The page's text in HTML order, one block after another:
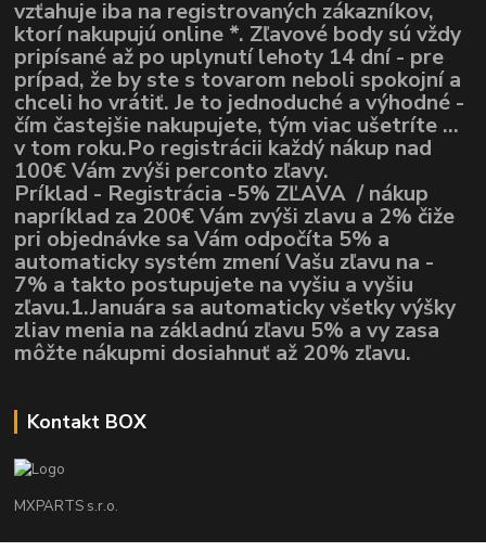
vzťahuje iba na registrovaných zákazníkov,
ktorí nakupujú online *. Zľavové body sú vždy
pripísané až po uplynutí lehoty 14 dní - pre
prípad, že by ste s tovarom neboli spokojní a
chceli ho vrátiť. Je to jednoduché a výhodné -
čím častejšie nakupujete, tým viac ušetríte ...
v tom roku.Po registrácii každý nákup nad
100€ Vám zvýši perconto zľavy.
Príklad - Registrácia -5% ZĽAVA / nákup
napríklad za 200€ Vám zvýši zlavu a 2% čiže
pri objednávke sa Vám odpočíta 5% a
automaticky systém zmení Vašu zľavu na -
7% a takto postupujete na vyšiu a vyšiu
zľavu.1.Januára sa automaticky všetky výšky
zliav menia na základnú zľavu 5% a vy zasa
môžte nákupmi dosiahnuť až 20% zľavu.
Kontakt BOX
MXPARTS s.r.o.